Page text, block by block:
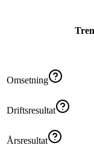
Omsetning
Driftsresultat
Årsresultat